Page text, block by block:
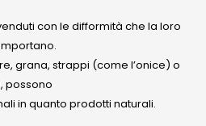
con le difformità che la loro
grana, strappi (come l’onice) o
possono
in quanto prodotti naturali.